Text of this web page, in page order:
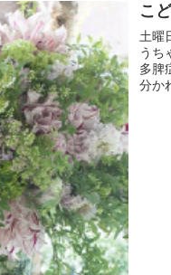
こ
土曜
うち
多脾
分か